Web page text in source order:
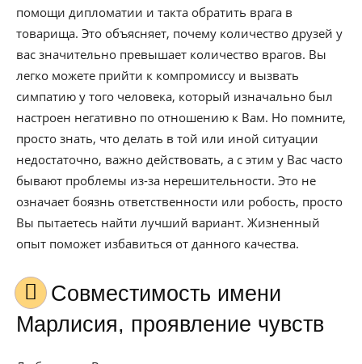
помощи дипломатии и такта обратить врага в
товарища. Это объясняет, почему количество друзей у
вас значительно превышает количество врагов. Вы
легко можете прийти к компромиссу и вызвать
симпатию у того человека, который изначально был
настроен негативно по отношению к Вам. Но помните,
просто знать, что делать в той или иной ситуации
недостаточно, важно действовать, а с этим у Вас часто
бывают проблемы из-за нерешительности. Это не
означает боязнь ответственности или робость, просто
Вы пытаетесь найти лучший вариант. Жизненный
опыт поможет избавиться от данного качества.
Совместимость имени
Марлисия, проявление чувств